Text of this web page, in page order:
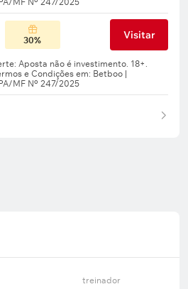
30% Visitar
treinador